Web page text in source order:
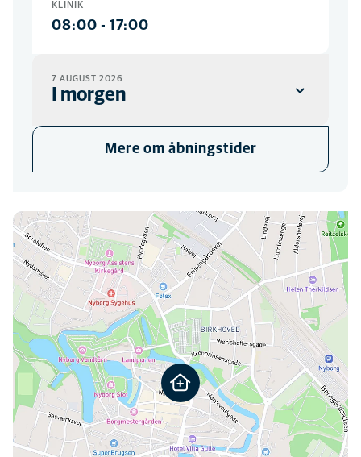
KLINIK
08:00 - 17:00
7 AUGUST 2026
I morgen
-17:00
Mere om åbningstider
Du kan finde os her